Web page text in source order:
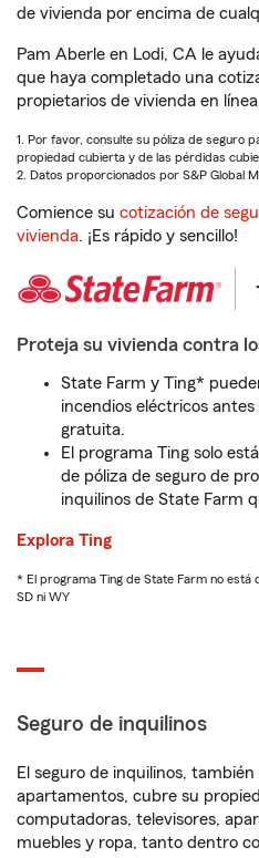
de vivienda por encima de
Pam Aberle en Lodi, CA le
que haya completado una
propietarios de vivienda en
1. Por favor, consulte su póliza de seguro
propiedad cubierta y de las pérdidas
2. Datos proporcionados por S&P Global
Comience su cotización de
vivienda. ¡Es rápido y sencillo!
Proteja su vivienda contra
State Farm y Ting*
incendios eléctricos
gratuita.
El programa Ting solo
de póliza de seguro de
inquilinos de State Farm
Explora Ting
* El programa Ting de State Farm no está
SD ni WY
Seguro de inquilinos
El seguro de inquilinos,
apartamentos, cubre su
computadoras, televisores,
muebles y ropa, tanto dentro